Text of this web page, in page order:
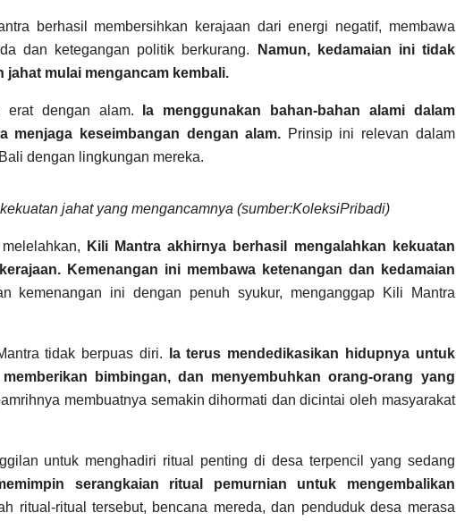
berhasil membersihkan kerajaan dari energi negatif, membawa
dan ketegangan politik berkurang.
Namun, kedamaian ini tidak
jahat mulai mengancam kembali.
erat dengan alam.
Ia menggunakan bahan-bahan alami dalam
menjaga keseimbangan dengan alam. Prinsip ini relevan dalam
dengan lingkungan mereka.
jahat yang mengancamnya (sumber:KoleksiPribadi)
Kili Mantra akhirnya berhasil mengalahkan kekuatan
Kemenangan ini membawa ketenangan dan kedamaian
kemenangan ini dengan penuh syukur, menganggap Kili Mantra
tidak berpuas diri. Ia terus mendedikasikan hidupnya untuk
bimbingan, dan menyembuhkan orang-orang yang
membuatnya semakin dihormati dan dicintai oleh masyarakat
untuk menghadiri ritual penting di desa terpencil yang sedang
serangkaian ritual pemurnian untuk mengembalikan
ritual-ritual tersebut, bencana mereda, dan penduduk desa merasa